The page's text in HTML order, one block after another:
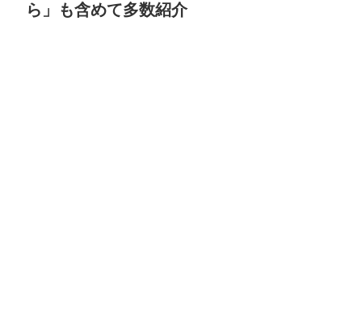
ら」も含めて多数紹介